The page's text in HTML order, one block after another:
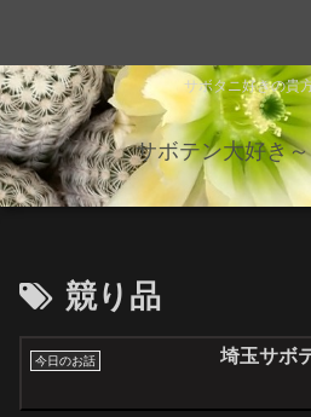
サボタニ好きの貴
サボテン大好き
競り品
今日のお話 埼玉サボ